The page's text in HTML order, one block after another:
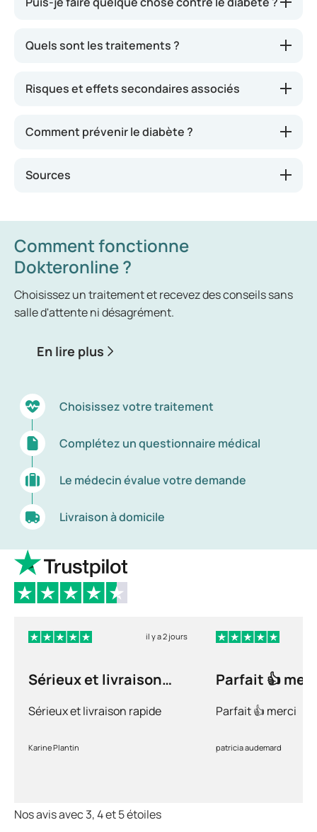
stable. Les types de diabète suivants sont connus :
Diabète de type 1
Diabète gestationnel
d’un seul gène chez les jeunes)
Quels sont les traitements ?
Risques et effets secondaires associés
Comment prévenir le diabète ?
Sources
Comment fonctionne
Dokteronline ?
Choisissez un traitement et recevez des conseils sans
salle d'attente ni désagrément.
En lire plus
Choisissez votre traitement
Complétez un questionnaire médical
Le médecin évalue votre demande
Livraison à domicile
il y a 2 jours
Sérieux et livraison
Sérieux et livraison rapide
Karine Plantin
Parfait 👍
Parfait 👍 merci
patricia audemard
Nos avis avec 3, 4 et 5 étoiles